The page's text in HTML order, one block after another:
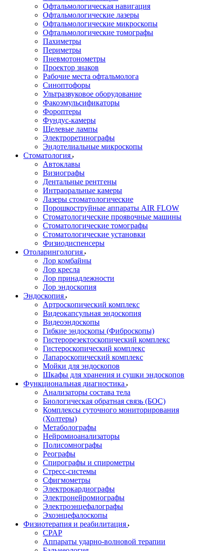
Офтальмологическая навигация
Офтальмологические лазеры
Офтальмологические микроскопы
Офтальмологические томографы
Пахиметры
Периметры
Пневмотонометры
Проектор знаков
Рабочие места офтальмолога
Синоптофоры
Ультразвуковое оборудование
Факоэмульсификаторы
Фороптеры
Фундус-камеры
Щелевые лампы
Электроретинографы
Эндотелиальные микроскопы
Стоматология
Автоклавы
Визиографы
Дентальные рентгены
Интраоральные камеры
Лазеры стоматологические
Порошкоструйные аппараты AIR FLOW
Стоматологические проявочные машины
Стоматологические томографы
Стоматологические установки
Физиодиспенсеры
Отоларингология
Лор комбайны
Лор кресла
Лор принадлежности
Лор эндоскопия
Эндоскопия
Артроскопический комплекс
Видеокапсульная эндоскопия
Видеоэндоскопы
Гибкие эндоскопы (Фиброcкопы)
Гистерорезектоскопический комплекс
Гистероскопический комплекс
Лапароскопический комплекс
Мойки для эндоскопов
Шкафы для хранения и сушки эндоскопов
Функциональная диагностика
Анализаторы состава тела
Биологическая обратная связь (БОС)
Комплексы суточного мониторирования
(Холтеры)
Метаболографы
Нейромиоанализаторы
Полисомнографы
Реографы
Спирографы и спирометры
Стресс-системы
Сфигмометры
Электрокардиографы
Электронейромиографы
Электроэнцефалографы
Эхоэнцефалоскопы
Физиотерапия и реабилитация
CPAP
Аппараты ударно-волновой терапии